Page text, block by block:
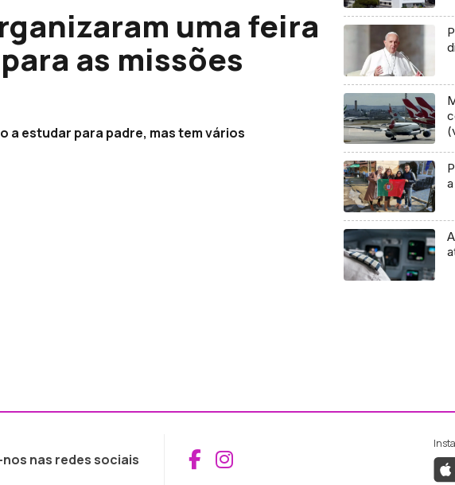
uma feira
as missões
a estudar para padre, mas tem vários
nas redes sociais Aceder ao Facebook da
Aceder ao Instagram